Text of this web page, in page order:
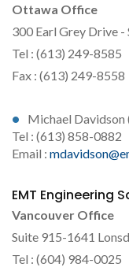
Ottawa Office
300 Earl Grey Drive
Tel : (613) 249-8585
Fax : (613) 249-8558
Michael Davidson
Tel : (613) 858-0882
Email :
EMT Engineering
Vancouver Office
Suite 915-1641
Tel : (604) 984-0025